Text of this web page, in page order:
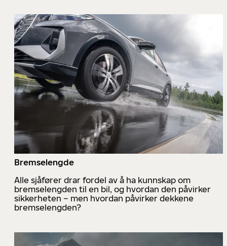
Bremselengde
Alle sjåfører drar fordel av å ha kunnskap om
bremselengden til en bil, og hvordan den påvirker
sikkerheten – men hvordan påvirker dekkene
bremselengden?